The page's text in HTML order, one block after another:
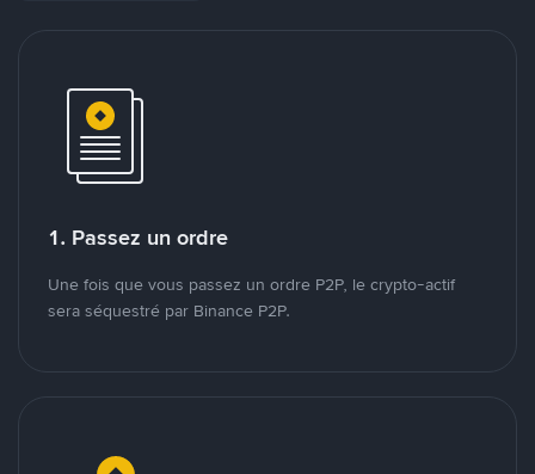
1. Passez un ordre
Une fois que vous passez un ordre P2P, le crypto-actif
sera séquestré par Binance P2P.